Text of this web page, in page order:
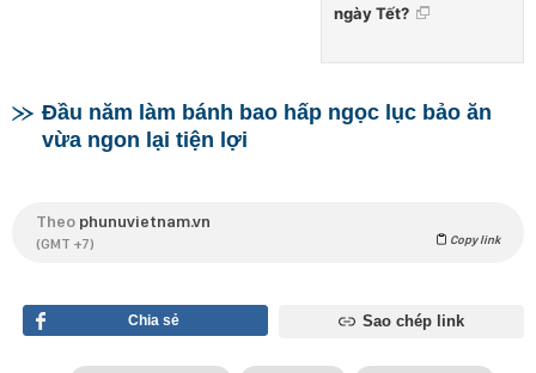
ngày Tết?
Đầu năm làm bánh bao hấp ngọc lục bảo ăn
vừa ngon lại tiện lợi
Theo phunuvietnam.vn
(GMT +7) Copy link
Chia sẻ Sao chép link